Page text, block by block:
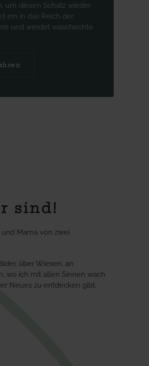
um diesen Schatz wieder
ein in das Reich der
und werdet waschechte
sind!
Mama von zwei
über Wiesen, an
wo ich mit allen Sinnen wach
Neues zu entdecken gibt.